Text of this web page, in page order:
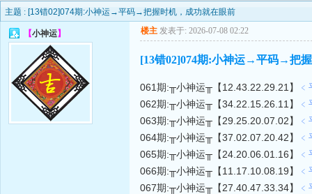
主题 : [13错02]074期:小神运→平码→把握时机，成功就在眼前
【小神运】 楼主 发表于: 2026-07-08 02:22
[13错02]074期:小神运→平码→把
061期:╥小神运╥【12.43.22.29.21】
062期:╥小神运╥【34.22.15.26.11】
063期:╥小神运╥【29.25.20.07.02】
064期:╥小神运╥【37.02.07.20.42】
065期:╥小神运╥【24.20.06.01.16】
066期:╥小神运╥【11.17.10.08.19】
067期:╥小神运╥【27.40.47.33.34】